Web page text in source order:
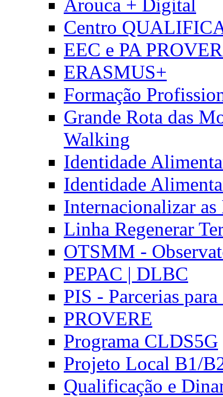
Arouca + Digital
Centro
EEC e PA
ERASMUS+
Formação
Grande Rota das
Walking
Identidade
Identidade
Internacionalizar
Linha Regenerar
OTSMM -
PEPAC | DLBC
PIS - Parcerias
PROVERE
Programa CLDS5G
Projeto Local B1/
Qualificação e